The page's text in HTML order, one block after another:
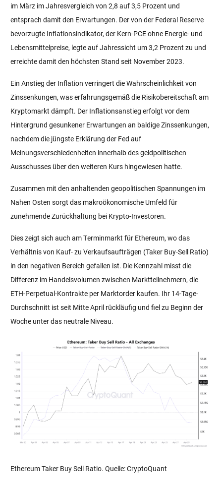
im März im Jahresvergleich von 2,8 auf 3,5 Prozent und
entsprach damit den Erwartungen. Der von der Federal Reserve
bevorzugte Inflationsindikator, der Kern-PCE ohne Energie- und
Lebensmittelpreise, legte auf Jahressicht um 3,2 Prozent zu und
erreichte damit den höchsten Stand seit November 2023.
Ein Anstieg der Inflation verringert die Wahrscheinlichkeit von
Zinssenkungen, was erfahrungsgemäß die Risikobereitschaft am
Kryptomarkt dämpft. Der Inflationsanstieg erfolgt vor dem
Hintergrund gesunkener Erwartungen an baldige Zinssenkungen,
nachdem die jüngste Erklärung der Fed auf
Meinungsverschiedenheiten innerhalb des geldpolitischen
Ausschusses über den weiteren Kurs hingewiesen hatte.
Zusammen mit den anhaltenden geopolitischen Spannungen im
Nahen Osten sorgt das makroökonomische Umfeld für
zunehmende Zurückhaltung bei Krypto-Investoren.
Dies zeigt sich auch am Terminmarkt für Ethereum, wo das
Verhältnis von Kauf- zu Verkaufsaufträgen (Taker Buy-Sell Ratio)
in den negativen Bereich gefallen ist. Die Kennzahl misst die
Differenz im Handelsvolumen zwischen Marktteilnehmern, die
ETH-Perpetual-Kontrakte per Marktorder kaufen. Ihr 14-Tage-
Durchschnitt ist seit Mitte April rückläufig und fiel zu Beginn der
Woche unter das neutrale Niveau.
Ethereum Taker Buy Sell Ratio. Quelle: CryptoQuant